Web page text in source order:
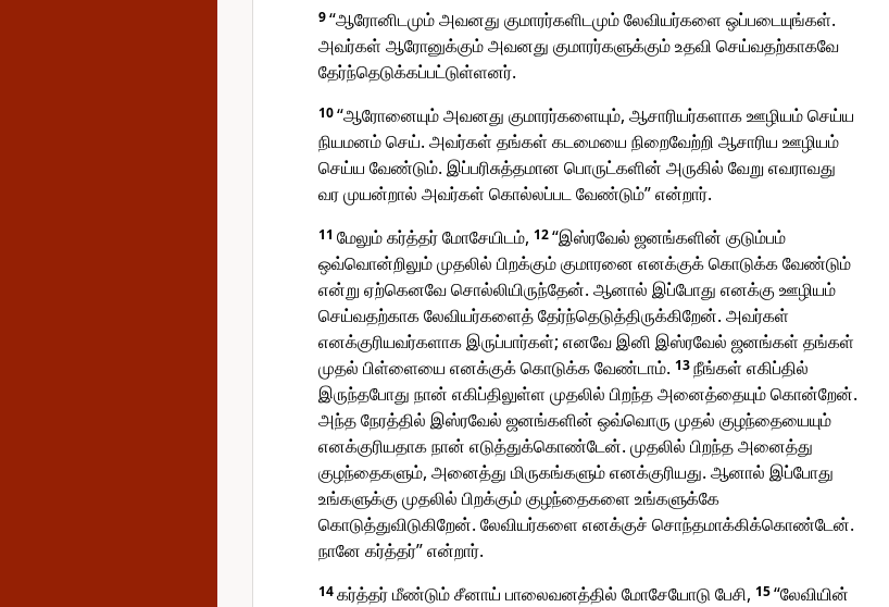
9“ஆரோனிடமும் அவனது குமாரர்களிடமும் லேவியர்களை ஒப்படையுங்கள்.
அவர்கள் ஆரோனுக்கும் அவனது குமாரர்களுக்கும் உதவி செய்வதற்காகவே
தேர்ந்தெடுக்கப்பட்டுள்ளனர்.
10“ஆரோனையும் அவனது குமாரர்களையும், ஆசாரியர்களாக ஊழியம் செய்ய
நியமனம் செய். அவர்கள் தங்கள் கடமையை நிறைவேற்றி ஆசாரிய ஊழியம்
செய்ய வேண்டும். இப்பரிசுத்தமான பொருட்களின் அருகில் வேறு எவராவது
வர முயன்றால் அவர்கள் கொல்லப்பட வேண்டும்” என்றார்.
11 மேலும் கர்த்தர் மோசேயிடம், 12“இஸ்ரவேல் ஜனங்களின் குடும்பம்
ஒவ்வொன்றிலும் முதலில் பிறக்கும் குமாரனை எனக்குக் கொடுக்க வேண்டும்
என்று ஏற்கெனவே சொல்லியிருந்தேன். ஆனால் இப்போது எனக்கு ஊழியம்
செய்வதற்காக லேவியர்களைத் தேர்ந்தெடுத்திருக்கிறேன். அவர்கள்
எனக்குரியவர்களாக இருப்பார்கள்; எனவே இனி இஸ்ரவேல் ஜனங்கள் தங்கள்
முதல் பிள்ளையை எனக்குக் கொடுக்க வேண்டாம். 13நீங்கள் எகிப்தில்
இருந்தபோது நான் எகிப்திலுள்ள முதலில் பிறந்த அனைத்தையும் கொன்றேன்.
அந்த நேரத்தில் இஸ்ரவேல் ஜனங்களின் ஒவ்வொரு முதல் குழந்தையையும்
எனக்குரியதாக நான் எடுத்துக்கொண்டேன். முதலில் பிறந்த அனைத்து
குழந்தைகளும், அனைத்து மிருகங்களும் எனக்குரியது. ஆனால் இப்போது
உங்களுக்கு முதலில் பிறக்கும் குழந்தைகளை உங்களுக்கே
கொடுத்துவிடுகிறேன். லேவியர்களை எனக்குச் சொந்தமாக்கிக்கொண்டேன்.
நானே கர்த்தர்” என்றார்.
14கர்த்தர் மீண்டும் சீனாய் பாலைவனத்தில் மோசேயோடு பேசி, 15“லேவியின்